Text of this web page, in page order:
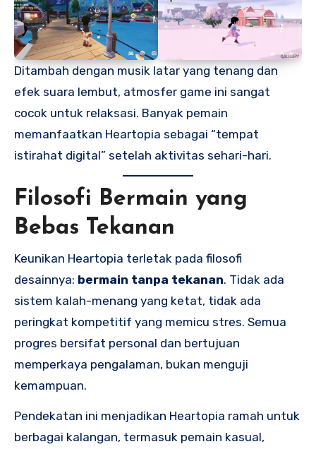
Ditambah dengan musik latar yang tenang dan
efek suara lembut, atmosfer game ini sangat
cocok untuk relaksasi. Banyak pemain
memanfaatkan Heartopia sebagai “tempat
istirahat digital” setelah aktivitas sehari-hari.
Filosofi Bermain yang
Bebas Tekanan
Keunikan Heartopia terletak pada filosofi
desainnya: bermain tanpa tekanan. Tidak ada
sistem kalah-menang yang ketat, tidak ada
peringkat kompetitif yang memicu stres. Semua
progres bersifat personal dan bertujuan
memperkaya pengalaman, bukan menguji
kemampuan.
Pendekatan ini menjadikan Heartopia ramah untuk
berbagai kalangan, termasuk pemain kasual,